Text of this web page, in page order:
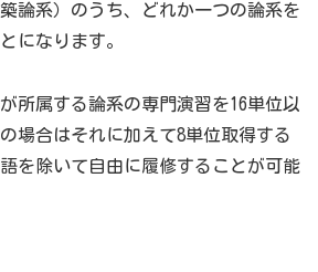
論系）のうち、どれか一つの論系を
になります。
所属する論系の専門演習を16単位以
場合はそれに加えて8単位取得する
を除いて自由に履修することが可能